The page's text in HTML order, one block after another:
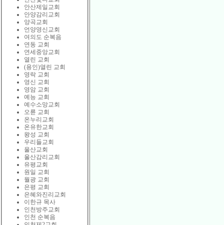
안산제일교회
안양감리교회
양곡교회
언양영신교회
여의도 순복음
연동 교회
연세중앙교회
열린 교회
(용인)열린 교회
영락 교회
영신 교회
영암 교회
예능 교회
예수소망교회
오륜 교회
온누리교회
온유한교회
왕성 교회
우리들교회
울산교회
울산감리교회
유평교회
원일 교회
월광 교회
은평 교회
은혜와진리교회
이한규 목사
인천방주교회
인천 순복음